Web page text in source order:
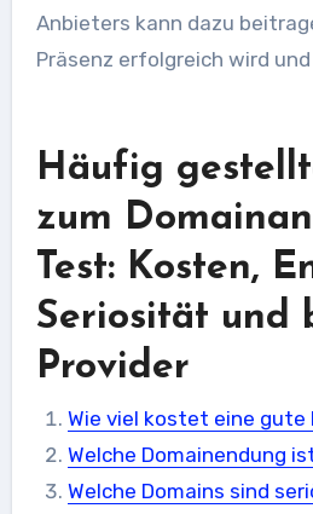
Anbieters kann dazu
Präsenz erfolgreich wird
Häufig
zum
Test: Kosten,
Seriosität und
Provider
Wie viel kostet eine gute
Welche Domainendung
Welche Domains sind